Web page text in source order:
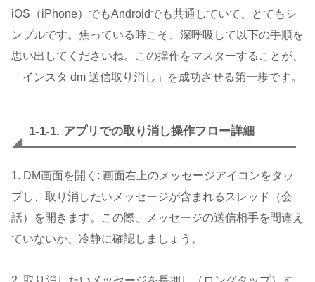
iOS（iPhone）でもAndroidでも共通していて、とてもシ
ンプルです。焦っている時こそ、深呼吸して以下の手順を
思い出してくださいね。この操作をマスターすることが、
「インスタ dm 送信取り消し」を成功させる第一歩です。
1-1-1. アプリでの取り消し操作フロー詳細
1. DM画面を開く: 画面右上のメッセージアイコンをタッ
プし、取り消したいメッセージが含まれるスレッド（会
話）を開きます。この際、メッセージの送信相手を間違え
ていないか、冷静に確認しましょう。